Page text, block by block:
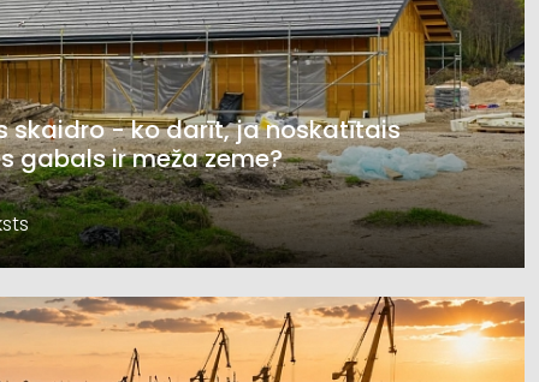
skaidro - ko darīt, ja noskatītais
gabals ir meža zeme?